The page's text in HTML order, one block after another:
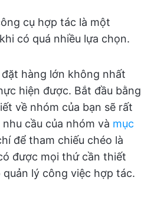
cụ hợp tác là một
có quá nhiều lựa chọn.
hàng lớn không nhất
hiện được. Bắt đầu bằng
về nhóm của bạn sẽ rất
cầu của nhóm và mục
để tham chiếu chéo là
được mọi thứ cần thiết
lý công việc hợp tác.